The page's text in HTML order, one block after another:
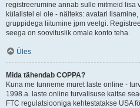
registreerumine annab sulle mitmeid lisa
külalistel ei ole - näiteks: avatari
gruppidega liitumine jpm veelgi.
seega on soovituslik omale konto teha.
Üles
Mida tähendab COPPA?
Kuna me tunneme muret laste online -
1998.a. laste online turvalisuse kaitse
FTC regulatsiooniga kehtestatakse USA